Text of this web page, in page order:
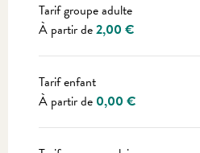
Tarif groupe adulte
À partir de2,00 €
Tarif enfant
À partir de 0,00 €